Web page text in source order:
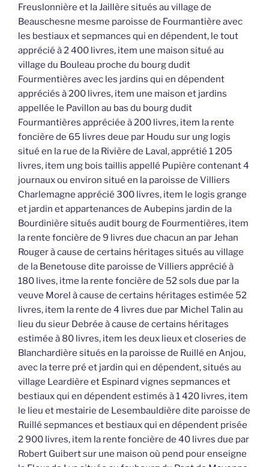
Freuslonnière et la Jaillère situés au village de
Beauschesne mesme paroisse de Fourmantière avec
les bestiaux et sepmances qui en dépendent, le tout
apprécié à 2 400 livres, item une maison situé au
village du Bouleau proche du bourg dudit
Fourmentières avec les jardins qui en dépendent
appréciés à 200 livres, item une maison et jardins
appellée le Pavillon au bas du bourg dudit
Fourmantières appréciée à 200 livres, item la rente
foncière de 65 livres deue par Houdu sur ung logis
situé en la rue de la Rivière de Laval, apprétié 1 205
livres, item ung bois taillis appellé Pupière contenant 4
journaux ou environ situé en la paroisse de Villiers
Charlemagne apprécié 300 livres, item le logis grange
et jardin et appartenances de Aubepins jardin de la
Bourdinière situés audit bourg de Fourmentières, item
la rente foncière de 9 livres due chacun an par Jehan
Rouger à cause de certains héritages situés au village
de la Benetouse dite paroisse de Villiers apprécié à
180 lives, itme la rente foncière de 52 sols due par la
veuve Morel à cause de certains héritages estimée 52
livres, item la rente de 4 livres due par Michel Talin au
lieu du sieur Debrée à cause de certains héritages
estimée à 80 livres, item les deux lieux et closeries de
Blanchardière situés en la paroisse de Ruillé en Anjou,
avec la terre pré et jardin qui en dépendent, situés au
village Leardière et Espinard vignes sepmances et
bestiaux qui en dépendent estimés à 1 420 livres, item
le lieu et mestairie de Lesembauldière dite paroisse de
Ruillé sepmances et bestiaux qui en dépendent prisée
2 900 livres, item la rente foncière de 40 livres due par
Robert Guibert sur une maison où pend pour enseigne